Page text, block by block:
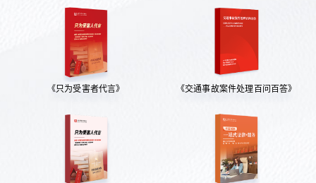
《只为受害者代言》 《交通事故案件处理百问百答》